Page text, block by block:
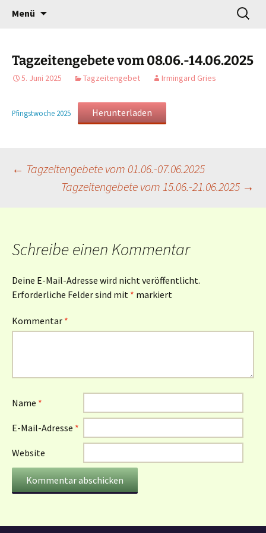
Willkommen!
Gottesdienst verändert
Menü
Suchen
nach:
Tagzeitengebete vom 08.06.-14.06.2025
5. Juni 2025 Tagzeitengebet Irmingard Gries
Pfingstwoche 2025 Herunterladen
Beitragsnavigation
← Tagzeitengebete vom 01.06.-07.06.2025
Tagzeitengebete vom 15.06.-21.06.2025 →
Schreibe einen Kommentar
Deine E-Mail-Adresse wird nicht veröffentlicht.
Erforderliche Felder sind mit * markiert
Kommentar *
Name *
E-Mail-Adresse *
Website